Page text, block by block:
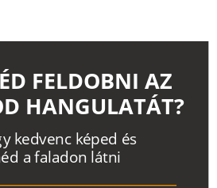
y kedvenc képed és
éd a faladon látni
FELDOBNI AZ
HANGULATÁT?